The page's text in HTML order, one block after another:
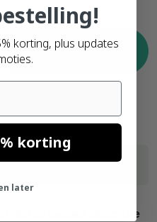
Toevoegen aan
dezelfde
korting, plus updates
korting
later